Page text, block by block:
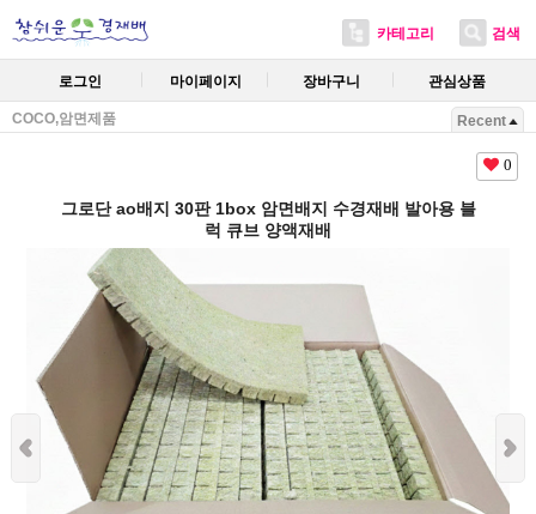
카테고리 검색
로그인 마이페이지 장바구니 관심상품
COCO,암면제품 Recent
0
그로단 ao배지 30판 1box 암면배지 수경재배 발아용 블
럭 큐브 양액재배